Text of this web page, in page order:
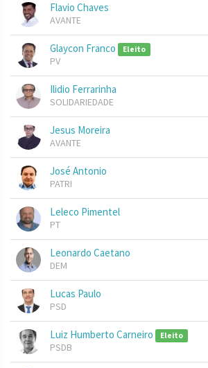
Flavio Chaves
AVANTE
Glaycon Franco Eleito
PV
Ilidio Ferrarinha
SOLIDARIEDADE
Jesus Moreira
AVANTE
José Antonio
PATRI
Leleco Pimentel
PT
Leonardo Caetano
DEM
Lucas Paulo
PSD
Luiz Humberto Carneiro Eleito
PSDB